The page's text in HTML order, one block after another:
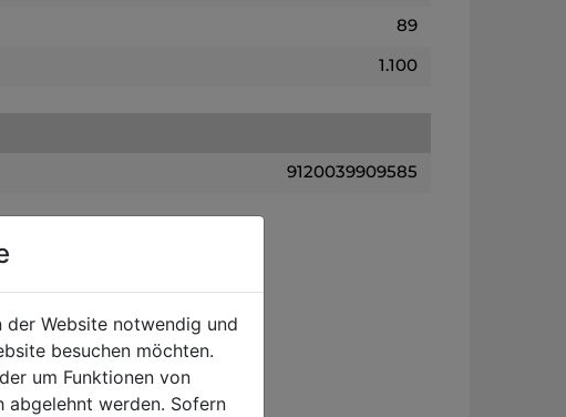
89
1.100
9120039909585
Website notwendig und
besuchen möchten.
um Funktionen von
abgelehnt werden. Sofern